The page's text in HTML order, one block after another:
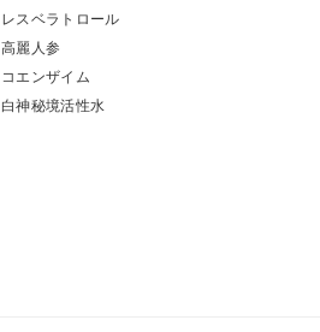
レスベラトロール
高麗人参
コエンザイム
白神秘境活性水